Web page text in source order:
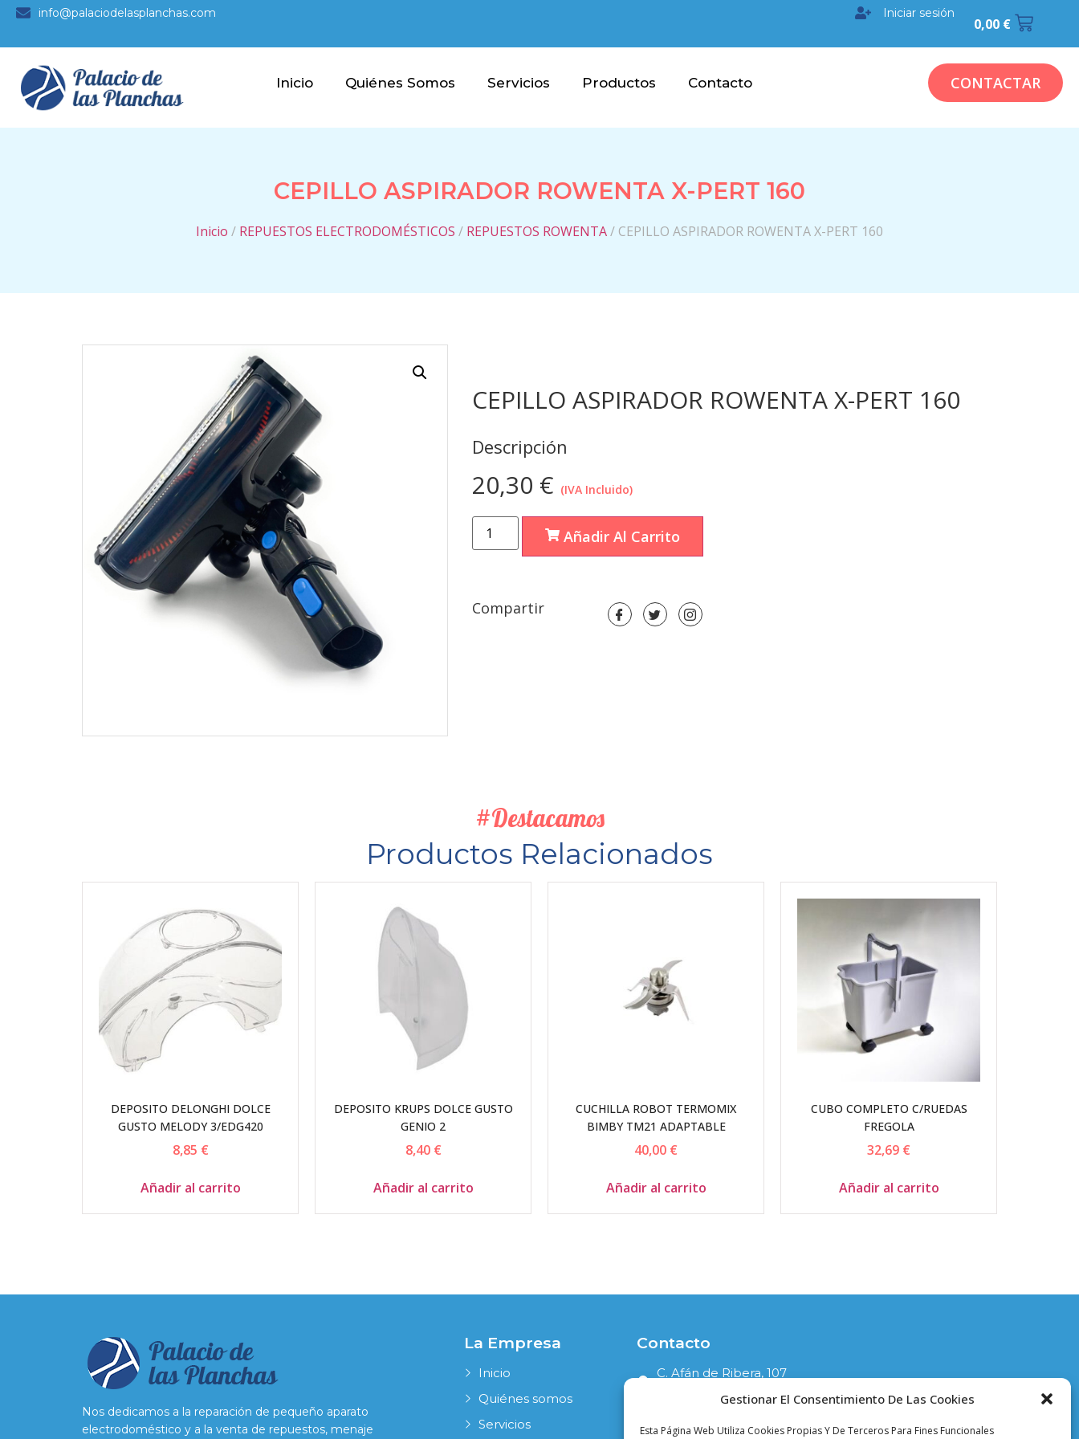
Gestionar El Consentimiento De Las Cookies
Esta Página Web Utiliza Cookies Propias Y De Terceros Para Fines Funcionales
info@palaciodelasplanchas.com
0,00 €
Iniciar sesión
Inicio Quiénes Somos Servicios Productos Contacto CONTACTAR
CEPILLO ASPIRADOR ROWENTA X-PERT 160
Inicio / REPUESTOS ELECTRODOMÉSTICOS / REPUESTOS ROWENTA/ CEPILLO ASPIRADOR ROWENTA X-PERT 160
CEPILLO ASPIRADOR ROWENTA X-PERT 160
Descripción
20,30 € (IVA Incluido)
Añadir Al Carrito
Compartir
#Destacamos
Productos Relacionados
DEPOSITO DELONGHI DOLCE
GUSTO MELODY 3/EDG420
8,85 €
Añadir al carrito
DEPOSITO KRUPS DOLCE GUSTO
GENIO 2
8,40 €
Añadir al carrito
CUCHILLA ROBOT TERMOMIX
BIMBY TM21 ADAPTABLE
40,00 €
Añadir al carrito
CUBO COMPLETO C/RUEDAS
FREGOLA
32,69 €
Añadir al carrito
Nos dedicamos a la reparación de pequeño aparato
electrodoméstico y a la venta de repuestos, menaje
La Empresa
Inicio
Quiénes somos
Servicios
Contacto
C. Afán de Ribera, 107